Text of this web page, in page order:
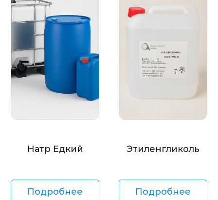
Натр Едкий
Подробнее
Этиленгликоль
Подробнее